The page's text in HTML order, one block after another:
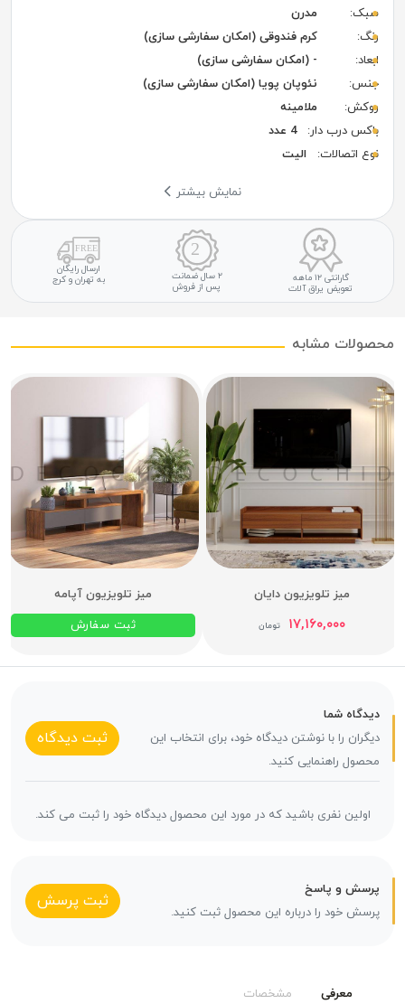
سبک:
مدرن
رنگ:
کرم فندوقی (امکان سفارشی سازی)
ابعاد:
- (امکان سفارشی سازی)
جنس:
نئوپان پویا (امکان سفارشی سازی)
روکش:
ملامینه
باکس درب دار:
4 عدد
نوع اتصالات:
الیت
نمایش بیشتر
گارانتی ۱۲ ماهه
تعویض یراق آلات
۲ سال ضمانت
پس از فروش
ارسال رایگان
به تهران و کرج
محصولات مشابه
میز تلویزیون دایان
۱۷,۱۶۰,۰۰۰ تومان
میز تلویزیون آپامه
ثبت سفارش
دیدگاه شما
دیگران را با نوشتن دیدگاه خود، برای انتخاب این
محصول راهنمایی کنید.
ثبت دیدگاه
اولین نفری باشید که در مورد این محصول دیدگاه خود را ثبت می کند.
پرسش و پاسخ
پرسش خود را درباره این محصول ثبت کنید.
ثبت پرسش
معرفی مشخصات